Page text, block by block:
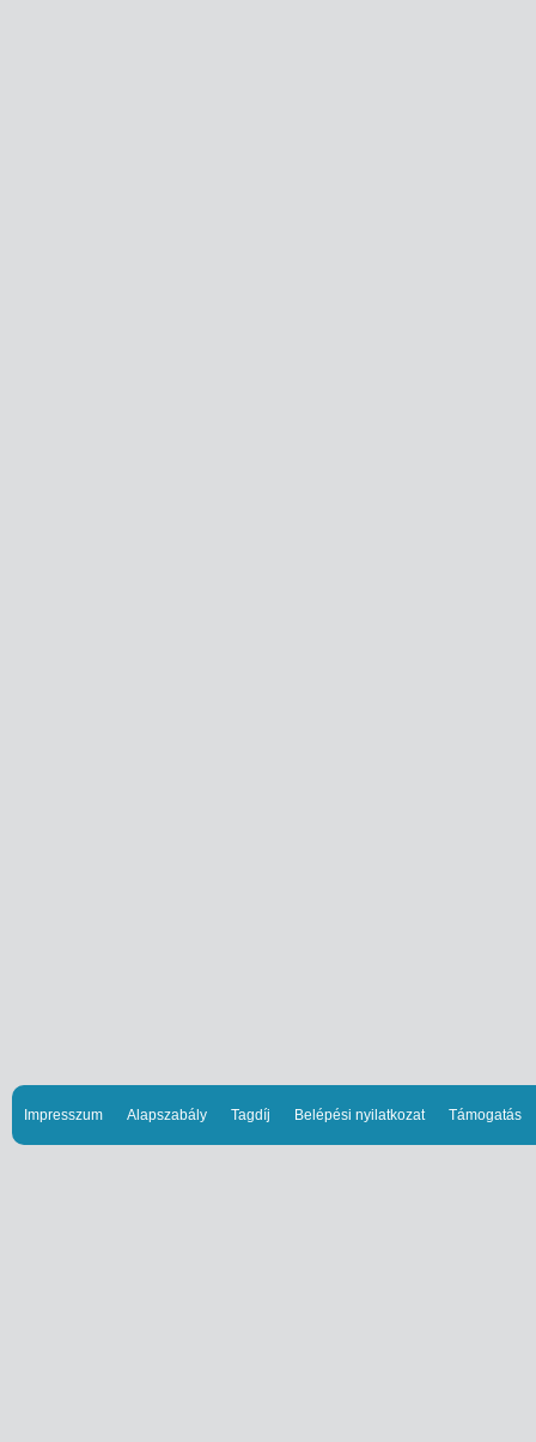
Impresszum Alapszabály Tagdíj Belépési nyilatkozat Támogatás